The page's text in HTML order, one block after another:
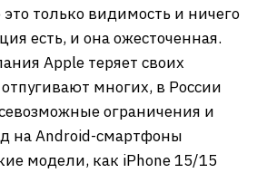
только видимость и ничего
есть, и она ожесточенная.
Apple теряет своих
многих, в России
ограничения и
на Android-смартфоны
модели, как iPhone 15/15